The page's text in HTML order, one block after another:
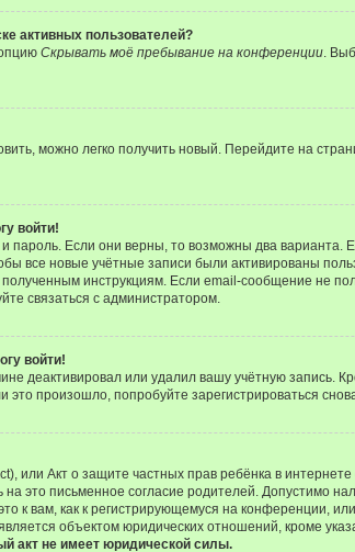
активных пользователей?
Скрывать моё пребывание на конференции .
можно легко получить новый. Перейдите на
войти!
пароль. Если они верны, то возможны два варианта.
все новые учётные записи были активированы
инструкциям. Если email-сообщение не
связаться с администратором.
войти!
деактивировал или удалил вашу учётную
произошло, попробуйте зарегистрироваться снова
или Акт о защите частных прав ребёнка в
это письменное согласие родителей. Допустимо
к вам, как к регистрирующемуся на конференции,
объектом юридических отношений, кроме
акт не имеет юридической силы.